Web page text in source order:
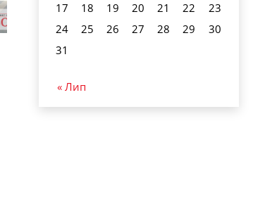
17
18 19 20 21 22
23
24
25 26 27 28 29
30
31
« Лип